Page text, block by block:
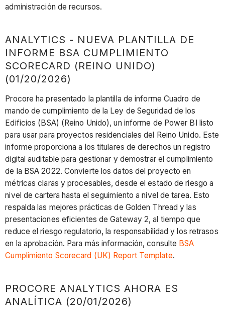
administración de recursos.
ANALYTICS - NUEVA PLANTILLA DE
INFORME BSA CUMPLIMIENTO
SCORECARD (REINO UNIDO)
(01/20/2026)
Procore ha presentado la plantilla de informe Cuadro de
mando de cumplimiento de la Ley de Seguridad de los
Edificios (BSA) (Reino Unido), un informe de Power BI listo
para usar para proyectos residenciales del Reino Unido. Este
informe proporciona a los titulares de derechos un registro
digital auditable para gestionar y demostrar el cumplimiento
de la BSA 2022. Convierte los datos del proyecto en
métricas claras y procesables, desde el estado de riesgo a
nivel de cartera hasta el seguimiento a nivel de tarea. Esto
respalda las mejores prácticas de Golden Thread y las
presentaciones eficientes de Gateway 2, al tiempo que
reduce el riesgo regulatorio, la responsabilidad y los retrasos
en la aprobación. Para más información, consulte BSA
Cumplimiento Scorecard (UK) Report Template.
PROCORE ANALYTICS AHORA ES
ANALÍTICA (20/01/2026)